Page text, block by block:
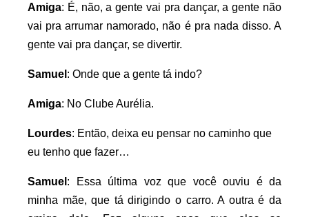
Amiga: É, não, a gente vai pra dançar, a gente não
vai pra arrumar namorado, não é pra nada disso. A
gente vai pra dançar, se divertir.
Samuel : Onde que a gente tá indo?
Amiga: No Clube Aurélia.
Lourdes: Então, deixa eu pensar no caminho que
eu tenho que fazer…
Samuel : Essa última voz que você ouviu é da
minha mãe, que tá dirigindo o carro. A outra é da